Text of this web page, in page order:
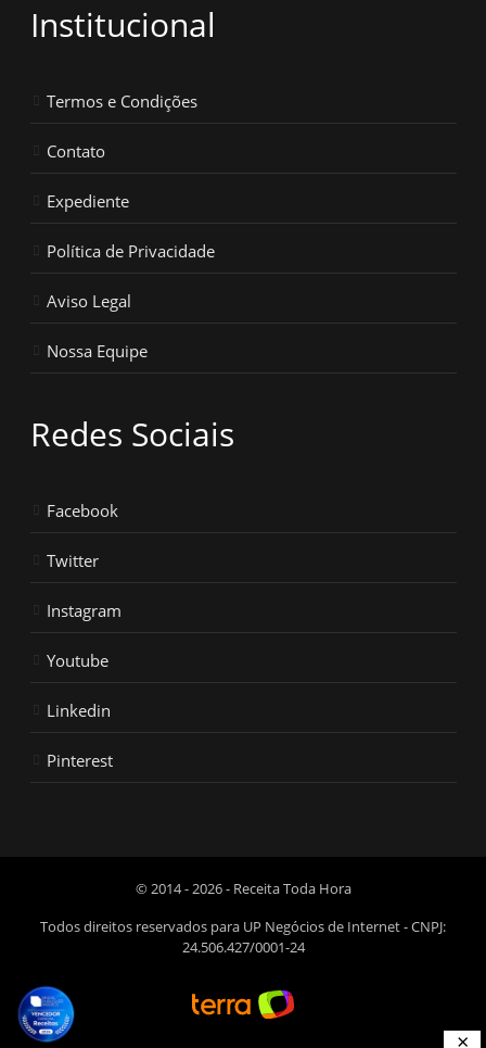
Institucional
Termos e Condições
Contato
Expediente
Política de Privacidade
Aviso Legal
Nossa Equipe
Redes Sociais
Facebook
Twitter
Instagram
Youtube
Linkedin
Pinterest
© 2014 - 2026 - Receita Toda Hora
Todos direitos reservados para UP Negócios de Internet - CNPJ:
24.506.427/0001-24
×